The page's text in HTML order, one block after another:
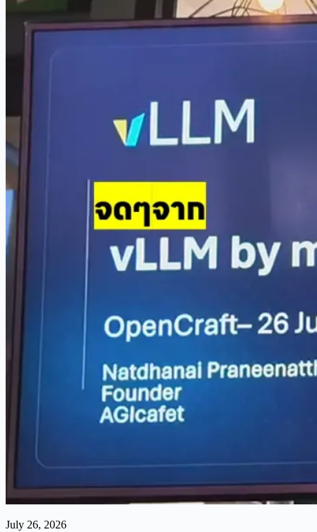
July 26, 2026